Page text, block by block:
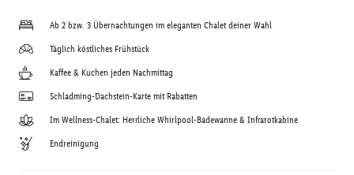
Ab 2 bzw. 3 Übernachtungen im eleganten Chalet deiner Wahl
Täglich köstliches Frühstück
Kaffee & Kuchen jeden Nachmittag
Schladming-Dachstein-Karte mit Rabatten
Im Wellness-Chalet: Herrliche Whirlpool-Badewanne & Infrarotkabine
Endreinigung